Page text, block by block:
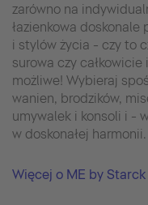
zarówno na
łazienkowa
i stylów życia - czy to
surowa czy
możliwe! Wybieraj
wanien, brodzików,
umywalek i konsoli i -
w doskonałej
Więcej o ME by Starck